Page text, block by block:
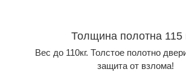
Толщина полотна
Вес до 110кг. Толстое полотно
защита от взлома!